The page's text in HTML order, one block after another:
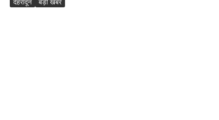
देहरादून बड़ी खबर